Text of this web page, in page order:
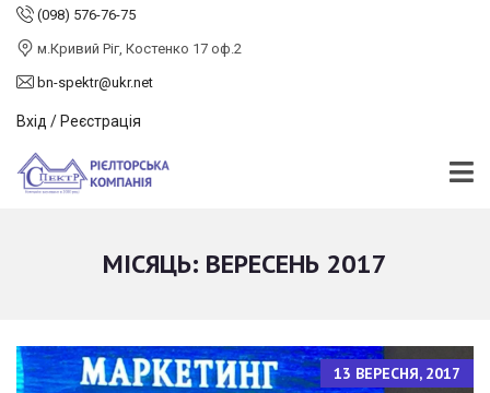
(098) 576-76-75
м.Кривий Ріг, Костенко 17 оф.2
bn-spektr@ukr.net
Вхід / Реєстрація
МІСЯЦЬ: ВЕРЕСЕНЬ 2017
13 ВЕРЕСНЯ, 2017